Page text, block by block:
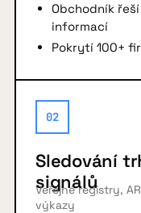
Obchodník
informací
Pokrytí 100+
02
Sledování
signálů
Veřejné registry,
výkazy